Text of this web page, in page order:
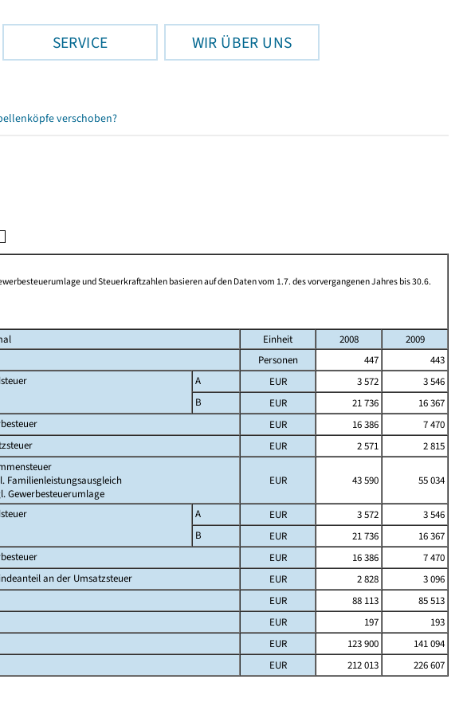
SERVICE WIR ÜBER UNS
verschoben?
und Steuerkraftzahlen basieren auf den Daten vom 1.7. des vorvergangenen Jahres bis 30.6.
Einheit 2008
2009
Personen 447
443
A EUR 3 572
3 546
B
EUR 21 736
16 367
EUR 16 386
7 470
EUR 2 571
2 815
Familienleistungsausgleich
Gewerbesteuerumlage
EUR 43 590 55 034
A EUR 3 572
3 546
B
EUR 21 736
16 367
EUR 16 386
7 470
an der Umsatzsteuer
EUR 2 828
3 096
EUR 88 113
85 513
EUR 197
193
EUR 123 900
141 094
EUR 212 013 226 607